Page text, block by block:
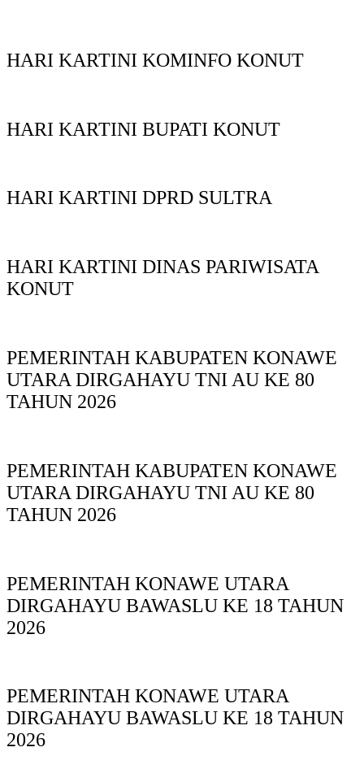
HARI KARTINI KOMINFO KONUT
HARI KARTINI BUPATI KONUT
HARI KARTINI DPRD SULTRA
HARI KARTINI DINAS PARIWISATA
KONUT
PEMERINTAH KABUPATEN KONAWE
UTARA DIRGAHAYU TNI AU KE 80
TAHUN 2026
PEMERINTAH KABUPATEN KONAWE
UTARA DIRGAHAYU TNI AU KE 80
TAHUN 2026
PEMERINTAH KONAWE UTARA
DIRGAHAYU BAWASLU KE 18 TAHUN
2026
PEMERINTAH KONAWE UTARA
DIRGAHAYU BAWASLU KE 18 TAHUN
2026